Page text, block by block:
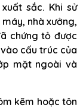
sắc. Khi sử
nhà xưởng,
chứng tỏ được
cấu trúc của
mặt ngoài và
kẽm hoặc tôn